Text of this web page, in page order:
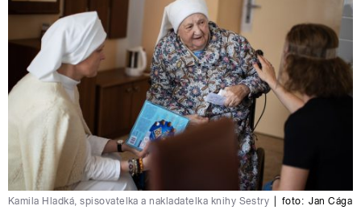
Kamila Hladká, spisovatelka a nakladatelka knihy Sestry foto: Jan Cága